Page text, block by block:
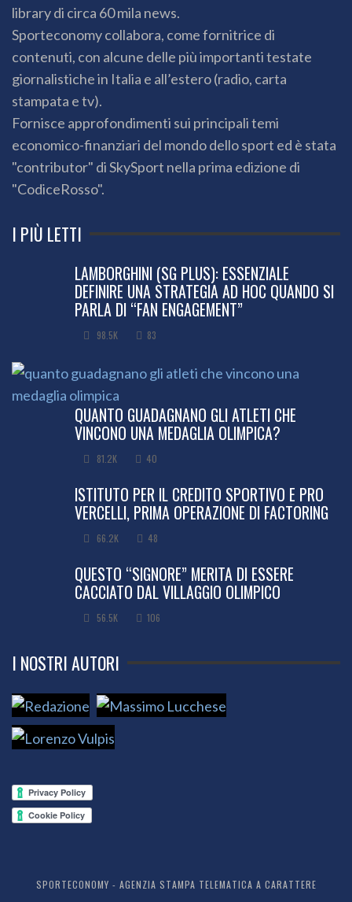
library di circa 60 mila news.
Sporteconomy collabora, come fornitrice di
contenuti, con alcune delle più importanti testate
giornalistiche in Italia e all’estero (radio, carta
stampata e tv).
Fornisce approfondimenti sui principali temi
economico-finanziari del mondo dello sport ed è stata
"contributor" di SkySport nella prima edizione di
"CodiceRosso".
I PIÙ LETTI
LAMBORGHINI (SG PLUS): ESSENZIALE
DEFINIRE UNA STRATEGIA AD HOC QUANDO SI
PARLA DI “FAN ENGAGEMENT”
98.5K 83
QUANTO GUADAGNANO GLI ATLETI CHE
VINCONO UNA MEDAGLIA OLIMPICA?
81.2K 40
ISTITUTO PER IL CREDITO SPORTIVO E PRO
VERCELLI, PRIMA OPERAZIONE DI FACTORING
66.2K 48
QUESTO “SIGNORE” MERITA DI ESSERE
CACCIATO DAL VILLAGGIO OLIMPICO
56.5K 106
I NOSTRI AUTORI
SPORTECONOMY - AGENZIA STAMPA TELEMATICA A CARATTERE